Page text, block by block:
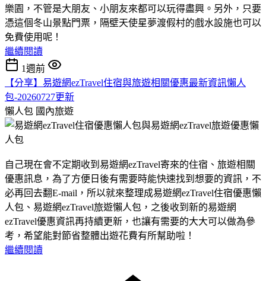
樂園，不管是大朋友、小朋友來都可以玩得盡興。另外，只要
憑這個冬山景點門票，隔壁天使星夢渡假村的戲水設施也可以
免費使用呢！
繼續閱讀
1週前
【分享】易遊網ezTravel住宿與旅遊相關優惠最新資訊懶人
包-20260727更新
懶人包 國內旅遊
自己現在會不定期收到易遊網ezTravel寄來的住宿、旅遊相關
優惠訊息，為了方便日後有需要時能快速找到想要的資訊，不
必再回去翻E-mail，所以就來整理成易遊網ezTravel住宿優惠懶
人包、易遊網ezTravel旅遊懶人包，之後收到新的易遊網
ezTravel優惠資訊再持續更新，也讓有需要的大大可以做為參
考，希望能對節省整體出遊花費有所幫助啦！
繼續閱讀